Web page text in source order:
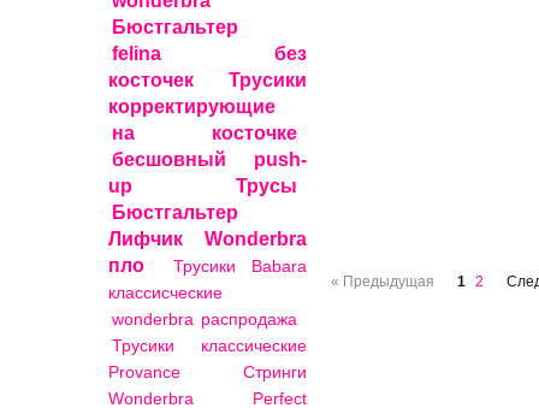
Бюстгальтер
felina
без
косточек
Трусики
корректирующие
на косточке
бесшовный
push-
up
Трусы
Бюстгальтер
Лифчик Wonderbra
пло
Трусики Babara
классисческие
wonderbra распродажа
Трусики классические
Provance
Стринги
Wonderbra Perfect
« Предыдущая 1 2